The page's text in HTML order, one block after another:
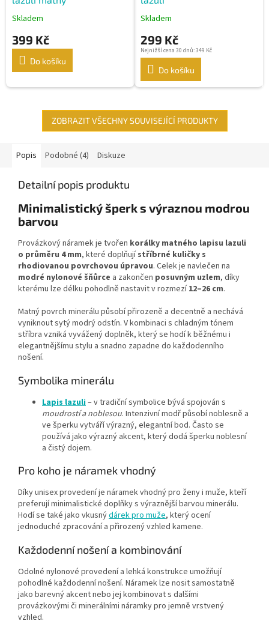
Skladem
399 Kč
Do košíku
Skladem
299 Kč
Nejnižší cena 30 dnů: 349 Kč
Do košíku
ZOBRAZIT VŠECHNY SOUVISEJÍCÍ PRODUKTY
Popis Podobné (4) Diskuze
Detailní popis produktu
Minimalistický šperk s výraznou modrou
barvou
Provázkový náramek je tvořen korálky matného lapisu lazuli
o průměru 4 mm, které doplňujístříbrné kuličky s
rhodiovanou povrchovou úpravou. Celek je navlečen na
modré nylonové šňůrce a zakončen posuvným uzlem, díky
kterému lze délku pohodlně nastavit v rozmezí12–26 cm.
Matný povrch minerálu působí přirozeně a decentně a nechává
vyniknout sytý modrý odstín. V kombinaci s chladným tónem
stříbra vzniká vyvážený doplněk, který se hodí k běžnému i
elegantnějšímu stylu a snadno zapadne do každodenního
nošení.
Symbolika minerálu
Lapis lazuli– v tradiční symbolice bývá spojován s
moudrostí a noblesou. Intenzivní modř působí noblesně a
ve šperku vytváří výrazný, elegantní bod. Často se
používá jako výrazný akcent, který dodá šperku noblesní
a čistý dojem.
Pro koho je náramek vhodný
Díky unisex provedení je náramek vhodný pro ženy i muže, kteří
preferují minimalistické doplňky s výraznější barvou minerálu.
Hodí se také jako vkusnýdárek pro muže, který ocení
jednoduché zpracování a přirozený vzhled kamene.
Každodenní nošení a kombinování
Odolné nylonové provedení a lehká konstrukce umožňují
pohodlné každodenní nošení. Náramek lze nosit samostatně
jako barevný akcent nebo jej kombinovat s dalšími
provázkovými či minerálními náramky pro jemně vrstvený
vzhled.